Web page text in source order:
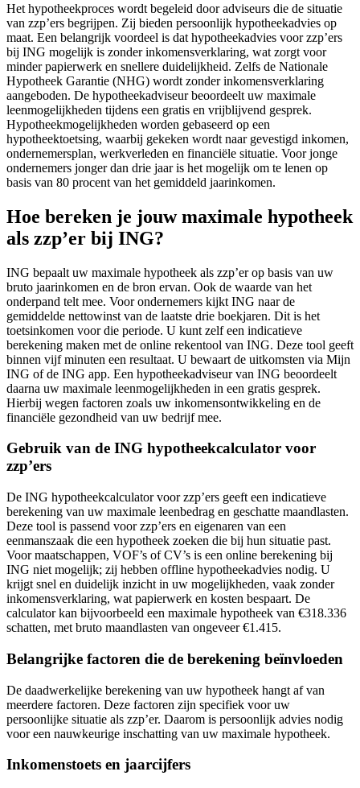
Het hypotheekproces wordt begeleid door adviseurs die de situatie
van zzp’ers begrijpen. Zij bieden persoonlijk hypotheekadvies op
maat. Een belangrijk voordeel is dat hypotheekadvies voor zzp’ers
bij ING mogelijk is zonder inkomensverklaring, wat zorgt voor
minder papierwerk en snellere duidelijkheid. Zelfs de Nationale
Hypotheek Garantie (NHG) wordt zonder inkomensverklaring
aangeboden. De hypotheekadviseur beoordeelt uw maximale
leenmogelijkheden tijdens een gratis en vrijblijvend gesprek.
Hypotheekmogelijkheden worden gebaseerd op een
hypotheektoetsing, waarbij gekeken wordt naar gevestigd inkomen,
ondernemersplan, werkverleden en financiële situatie. Voor jonge
ondernemers jonger dan drie jaar is het mogelijk om te lenen op
basis van 80 procent van het gemiddeld jaarinkomen.
Hoe bereken je jouw maximale hypotheek
als zzp’er bij ING?
ING bepaalt uw maximale hypotheek als zzp’er op basis van uw
bruto jaarinkomen en de bron ervan. Ook de waarde van het
onderpand telt mee. Voor ondernemers kijkt ING naar de
gemiddelde nettowinst van de laatste drie boekjaren. Dit is het
toetsinkomen voor die periode. U kunt zelf een indicatieve
berekening maken met de online rekentool van ING. Deze tool geeft
binnen vijf minuten een resultaat. U bewaart de uitkomsten via Mijn
ING of de ING app. Een hypotheekadviseur van ING beoordeelt
daarna uw maximale leenmogelijkheden in een gratis gesprek.
Hierbij wegen factoren zoals uw inkomensontwikkeling en de
financiële gezondheid van uw bedrijf mee.
Gebruik van de ING hypotheekcalculator voor
zzp’ers
De ING hypotheekcalculator voor zzp’ers geeft een indicatieve
berekening van uw maximale leenbedrag en geschatte maandlasten.
Deze tool is passend voor zzp’ers en eigenaren van een
eenmanszaak die een hypotheek zoeken die bij hun situatie past.
Voor maatschappen, VOF’s of CV’s is een online berekening bij
ING niet mogelijk; zij hebben offline hypotheekadvies nodig. U
krijgt snel en duidelijk inzicht in uw mogelijkheden, vaak zonder
inkomensverklaring, wat papierwerk en kosten bespaart. De
calculator kan bijvoorbeeld een maximale hypotheek van €318.336
schatten, met bruto maandlasten van ongeveer €1.415.
Belangrijke factoren die de berekening beïnvloeden
De daadwerkelijke berekening van uw hypotheek hangt af van
meerdere factoren. Deze factoren zijn specifiek voor uw
persoonlijke situatie als zzp’er. Daarom is persoonlijk advies nodig
voor een nauwkeurige inschatting van uw maximale hypotheek.
Inkomenstoets en jaarcijfers